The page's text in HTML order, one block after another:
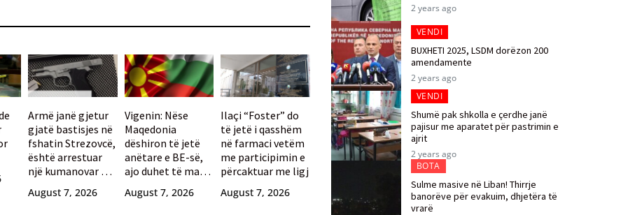
Armë janë gjetur
gjatë bastisjes në
fshatin Strezovcë,
është arrestuar
një kumanovar 77-
August 7, 2026
Vigenin: Nëse
Maqedonia
dëshiron të jetë
anëtare e BE-së,
ajo duhet të marrë
qytetarëve
August 7, 2026
Ilaçi “Foster” do
të jetë i qasshëm
në farmaci vetëm
me participimin e
përcaktuar me ligj
August 7, 2026
2 years ago
VENDI
BUXHETI 2025, LSDM dorëzon 200
amendamente
2 years ago
VENDI
Shumë pak shkolla e çerdhe janë
pajisur me aparatet për pastrimin e
ajrit
2 years ago
BOTA
Sulme masive në Liban! Thirrje
banorëve për evakuim, dhjetëra të
vrarë